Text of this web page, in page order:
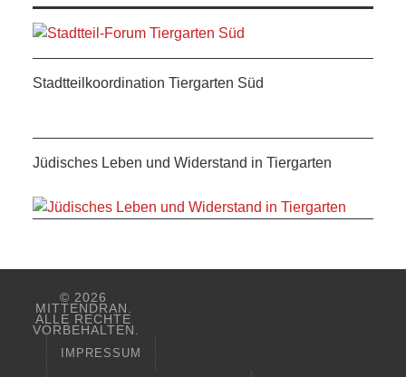
Stadtteilkoordination Tiergarten Süd
Jüdisches Leben und Widerstand in Tiergarten
© 2026
MITTENDRAN.
ALLE RECHTE
VORBEHALTEN.
IMPRESSUM